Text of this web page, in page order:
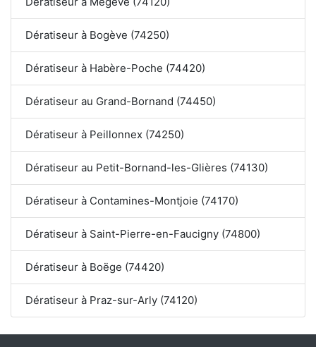
Dératiseur à Bogève (74250)
Dératiseur à Habère-Poche (74420)
Dératiseur au Grand-Bornand (74450)
Dératiseur à Peillonnex (74250)
Dératiseur au Petit-Bornand-les-Glières (74130)
Dératiseur à Contamines-Montjoie (74170)
Dératiseur à Saint-Pierre-en-Faucigny (74800)
Dératiseur à Boëge (74420)
Dératiseur à Praz-sur-Arly (74120)